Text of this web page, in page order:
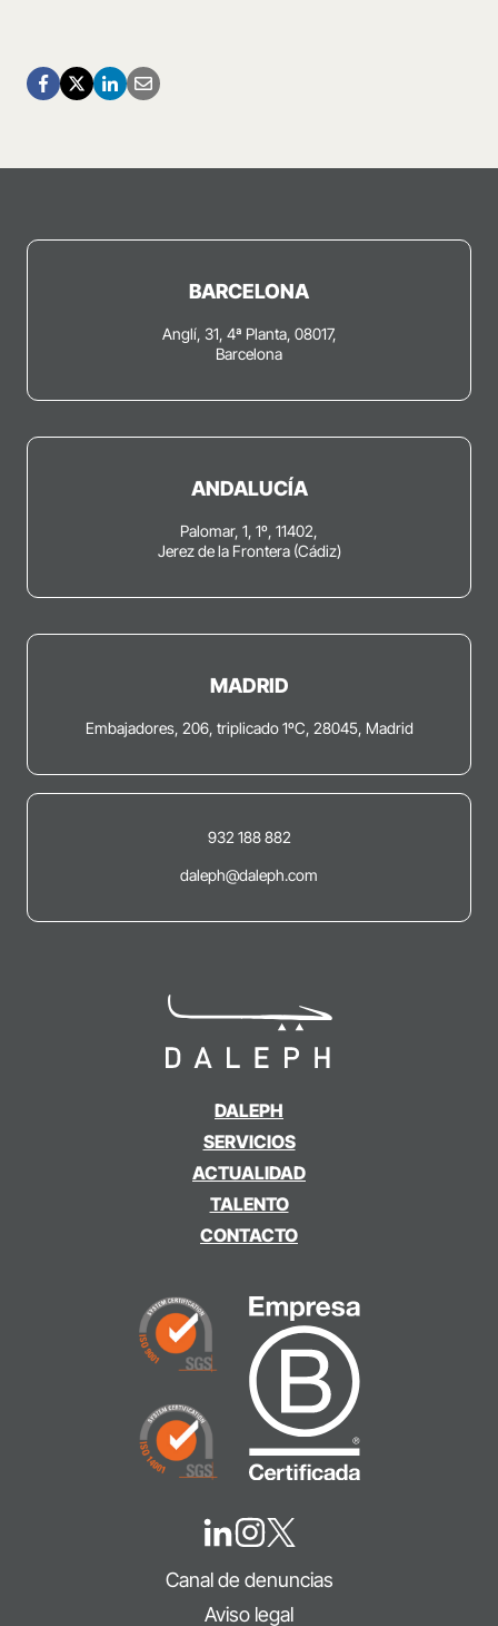
DALEPH
SERVICIOS
ACTUALIDAD
TALENTO
CONTACTO
BARCELONA
Anglí, 31, 4ª Planta, 08017,
Barcelona
ANDALUCÍA
Palomar, 1, 1º, 11402,
Jerez de la Frontera (Cádiz)
MADRID
Embajadores, 206, triplicado 1ºC, 28045, Madrid
932 188 882
daleph@daleph.com
Canal de denuncias
Aviso legal